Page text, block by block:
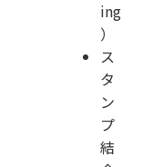
ing
）
ス
タ
ン
プ
結